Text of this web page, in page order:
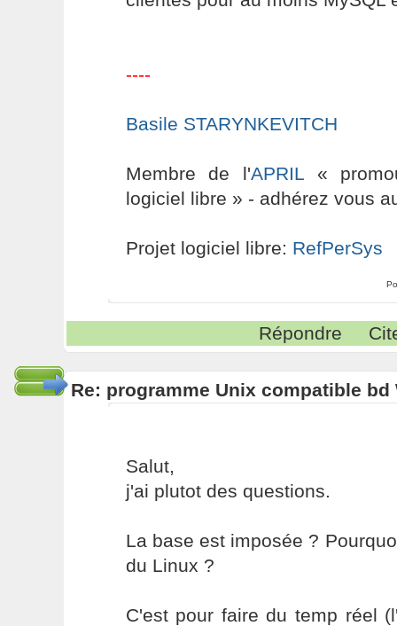
----
Basile STARYNKEVITCH
Membre de l'APRIL «
logiciel libre » - adhérez vous
Projet logiciel libre: RefPerSys
Répondre
Re: programme Unix compatible bd
Salut,
j'ai plutot des questions.
La base est imposée ?
du Linux ?
C'est pour faire du temp réel